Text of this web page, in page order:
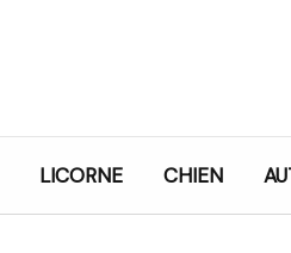
LICORNE CHIEN